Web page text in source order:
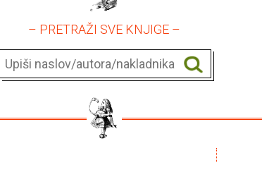
– PRETRAŽI SVE KNJIGE –